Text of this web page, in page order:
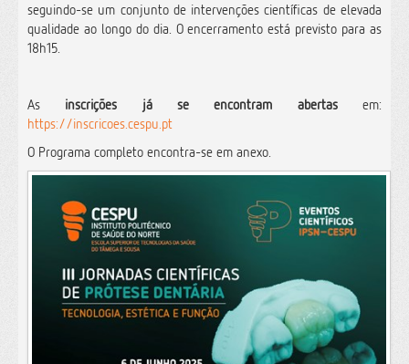
seguindo-se um conjunto de intervenções científicas de elevada
qualidade ao longo do dia. O encerramento está previsto para as
18h15.
As inscrições já se encontram abertasem:
https://inscricoes.cespu.pt
O Programa completo encontra-se em anexo.